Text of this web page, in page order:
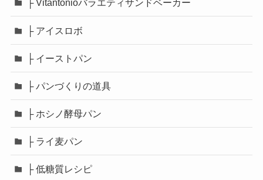
├ Vitantonioバラエティサンドベーカー
├ アイスロボ
├ イーストパン
├ パンづくりの道具
├ ホシノ酵母パン
├ ライ麦パン
├ 低糖質レシピ